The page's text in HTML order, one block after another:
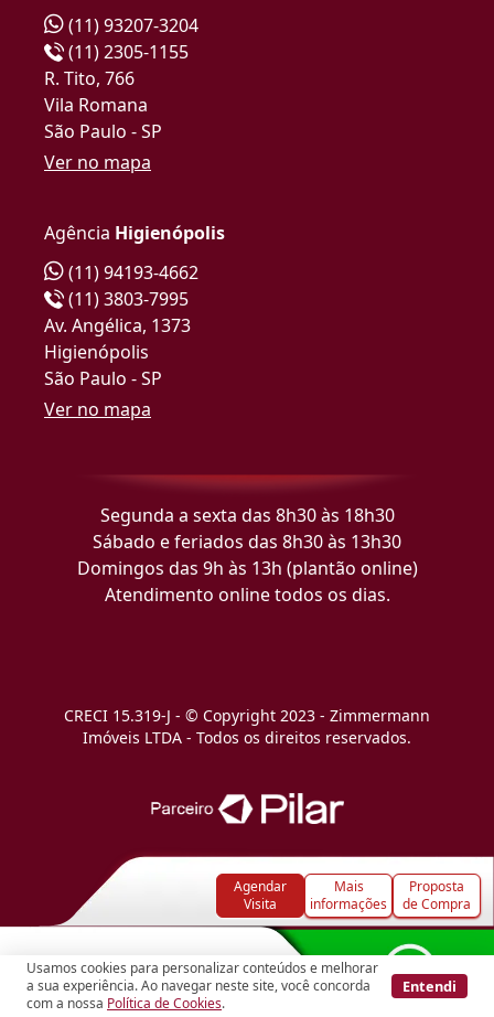
Usamos cookies para personalizar conteúdos e melhorar
a sua experiência. Ao navegar neste site, você concorda
com a nossa Política de Cookies.
Entendi
Agendar
Visita
Mais
informações
Proposta
de Compra
(11) 93207-3204
(11) 2305-1155
R. Tito, 766
Vila Romana
São Paulo - SP
Ver no mapa
Agência Higienópolis
(11) 94193-4662
(11) 3803-7995
Av. Angélica, 1373
Higienópolis
São Paulo - SP
Ver no mapa
Segunda a sexta das 8h30 às 18h30
Sábado e feriados das 8h30 às 13h30
Domingos das 9h às 13h (plantão online)
Atendimento online todos os dias.
CRECI 15.319-J - © Copyright 2023 - Zimmermann
Imóveis LTDA - Todos os direitos reservados.